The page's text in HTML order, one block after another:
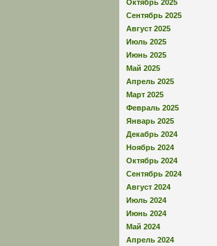
Октябрь 2025
Сентябрь 2025
Август 2025
Июль 2025
Июнь 2025
Май 2025
Апрель 2025
Март 2025
Февраль 2025
Январь 2025
Декабрь 2024
Ноябрь 2024
Октябрь 2024
Сентябрь 2024
Август 2024
Июль 2024
Июнь 2024
Май 2024
Апрель 2024